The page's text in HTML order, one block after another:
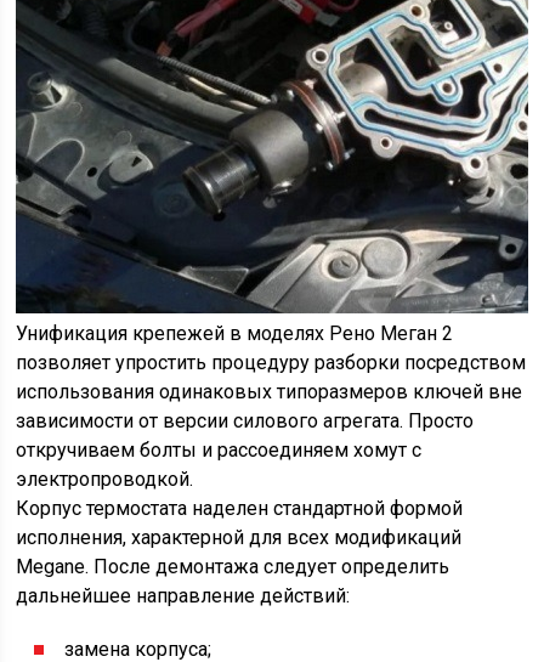
Унификация крепежей в моделях Рено Меган 2
позволяет упростить процедуру разборки посредством
использования одинаковых типоразмеров ключей вне
зависимости от версии силового агрегата. Просто
откручиваем болты и рассоединяем хомут с
электропроводкой.
Корпус термостата наделен стандартной формой
исполнения, характерной для всех модификаций
Megane. После демонтажа следует определить
дальнейшее направление действий:
замена корпуса;